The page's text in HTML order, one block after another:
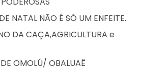
NATAL NÃO É SÓ UM ENFEITE.
DA CAÇA,AGRICULTURA e
OMOLÚ/ OBALUAÊ